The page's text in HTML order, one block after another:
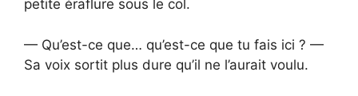
petite éraflure sous le col.
— Qu’est-ce que… qu’est-ce que tu fais ici ? —
Sa voix sortit plus dure qu’il ne l’aurait voulu.